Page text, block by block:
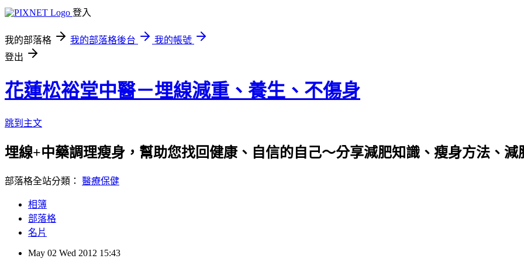
登入
我的部落格 我的部落格後台
我的帳號
登出
花蓮松裕堂中醫－埋線減重、養生、不傷身
跳到主文
埋線+中藥調理瘦身，幫助您找回健康、自信的自己～分享減肥知識、瘦身方法、減
部落格全站分類： 醫療保健
相簿
部落格
名片
May 02 Wed 2012 15:43